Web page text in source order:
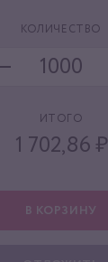
КОЛИЧЕСТВО
ИТОГО
1 702,86 ₽
В КОРЗИНУ